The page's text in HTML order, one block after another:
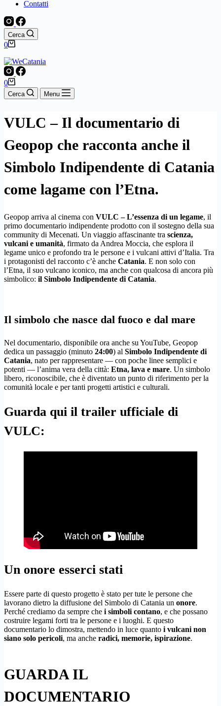
Contatti
Cerca
Carrello
0
Carrello
0
Cerca Menu
VULC – Il documentario di
Geopop che racconta anche il
Simbolo Indipendente di Catania
come lagame con l’Etna.
Geopop arriva al cinema con VULC – L’essenza di un legame, il
primo documentario indipendente prodotto con il sostegno della sua
community di Mecenati. Un viaggio affascinante tra scienza,
vulcani e umanità, firmato da Andrea Moccia, che esplora il
legame unico e profondo tra le persone e i vulcani attivi d’Italia. Tra
i protagonisti del racconto c’è anche Catania. E non solo con
l’Etna, il suo vulcano iconico, ma anche con qualcosa di ancora più
simbolico: il Simbolo Indipendente di Catania.
Il simbolo che nasce dal fuoco e dal mare
Nel documentario, disponibile ora anche su YouTube, Geopop
dedica un passaggio (minuto 24:00) al Simbolo Indipendente di
Catania, nato per rappresentare — con poche linee semplici e
potenti — l’anima vera della città: Etna, lava e mare. Un simbolo
libero, riconoscibile, che è diventato un punto di riferimento per la
comunità locale e per tanti progetti artistici e culturali.
Guarda qui il trailer ufficiale di
VULC:
Un onore esserci stati
Essere parte di questo progetto è stato per tute le persone che
lavorano dietro la diffusione del Simbolo di Catania un onore.
Perché crediamo da sempre che i simboli contano, e che possano
costruire legami forti tra le persone e i luoghi. E questo
documentario lo dimostra, mettendo in luce quanto i vulcani non
siano solo pericoli, ma anche radici, memorie, ispirazione.
GUARDA IL
DOCUMENTARIO